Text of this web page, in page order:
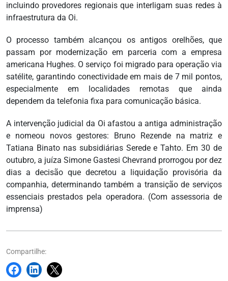
incluindo provedores regionais que interligam suas redes à
infraestrutura da Oi.
O processo também alcançou os antigos orelhões, que
passam por modernização em parceria com a empresa
americana Hughes. O serviço foi migrado para operação via
satélite, garantindo conectividade em mais de 7 mil pontos,
especialmente em localidades remotas que ainda
dependem da telefonia fixa para comunicação básica.
A intervenção judicial da Oi afastou a antiga administração
e nomeou novos gestores: Bruno Rezende na matriz e
Tatiana Binato nas subsidiárias Serede e Tahto. Em 30 de
outubro, a juíza Simone Gastesi Chevrand prorrogou por dez
dias a decisão que decretou a liquidação provisória da
companhia, determinando também a transição de serviços
essenciais prestados pela operadora. (Com assessoria de
imprensa)
Compartilhe: